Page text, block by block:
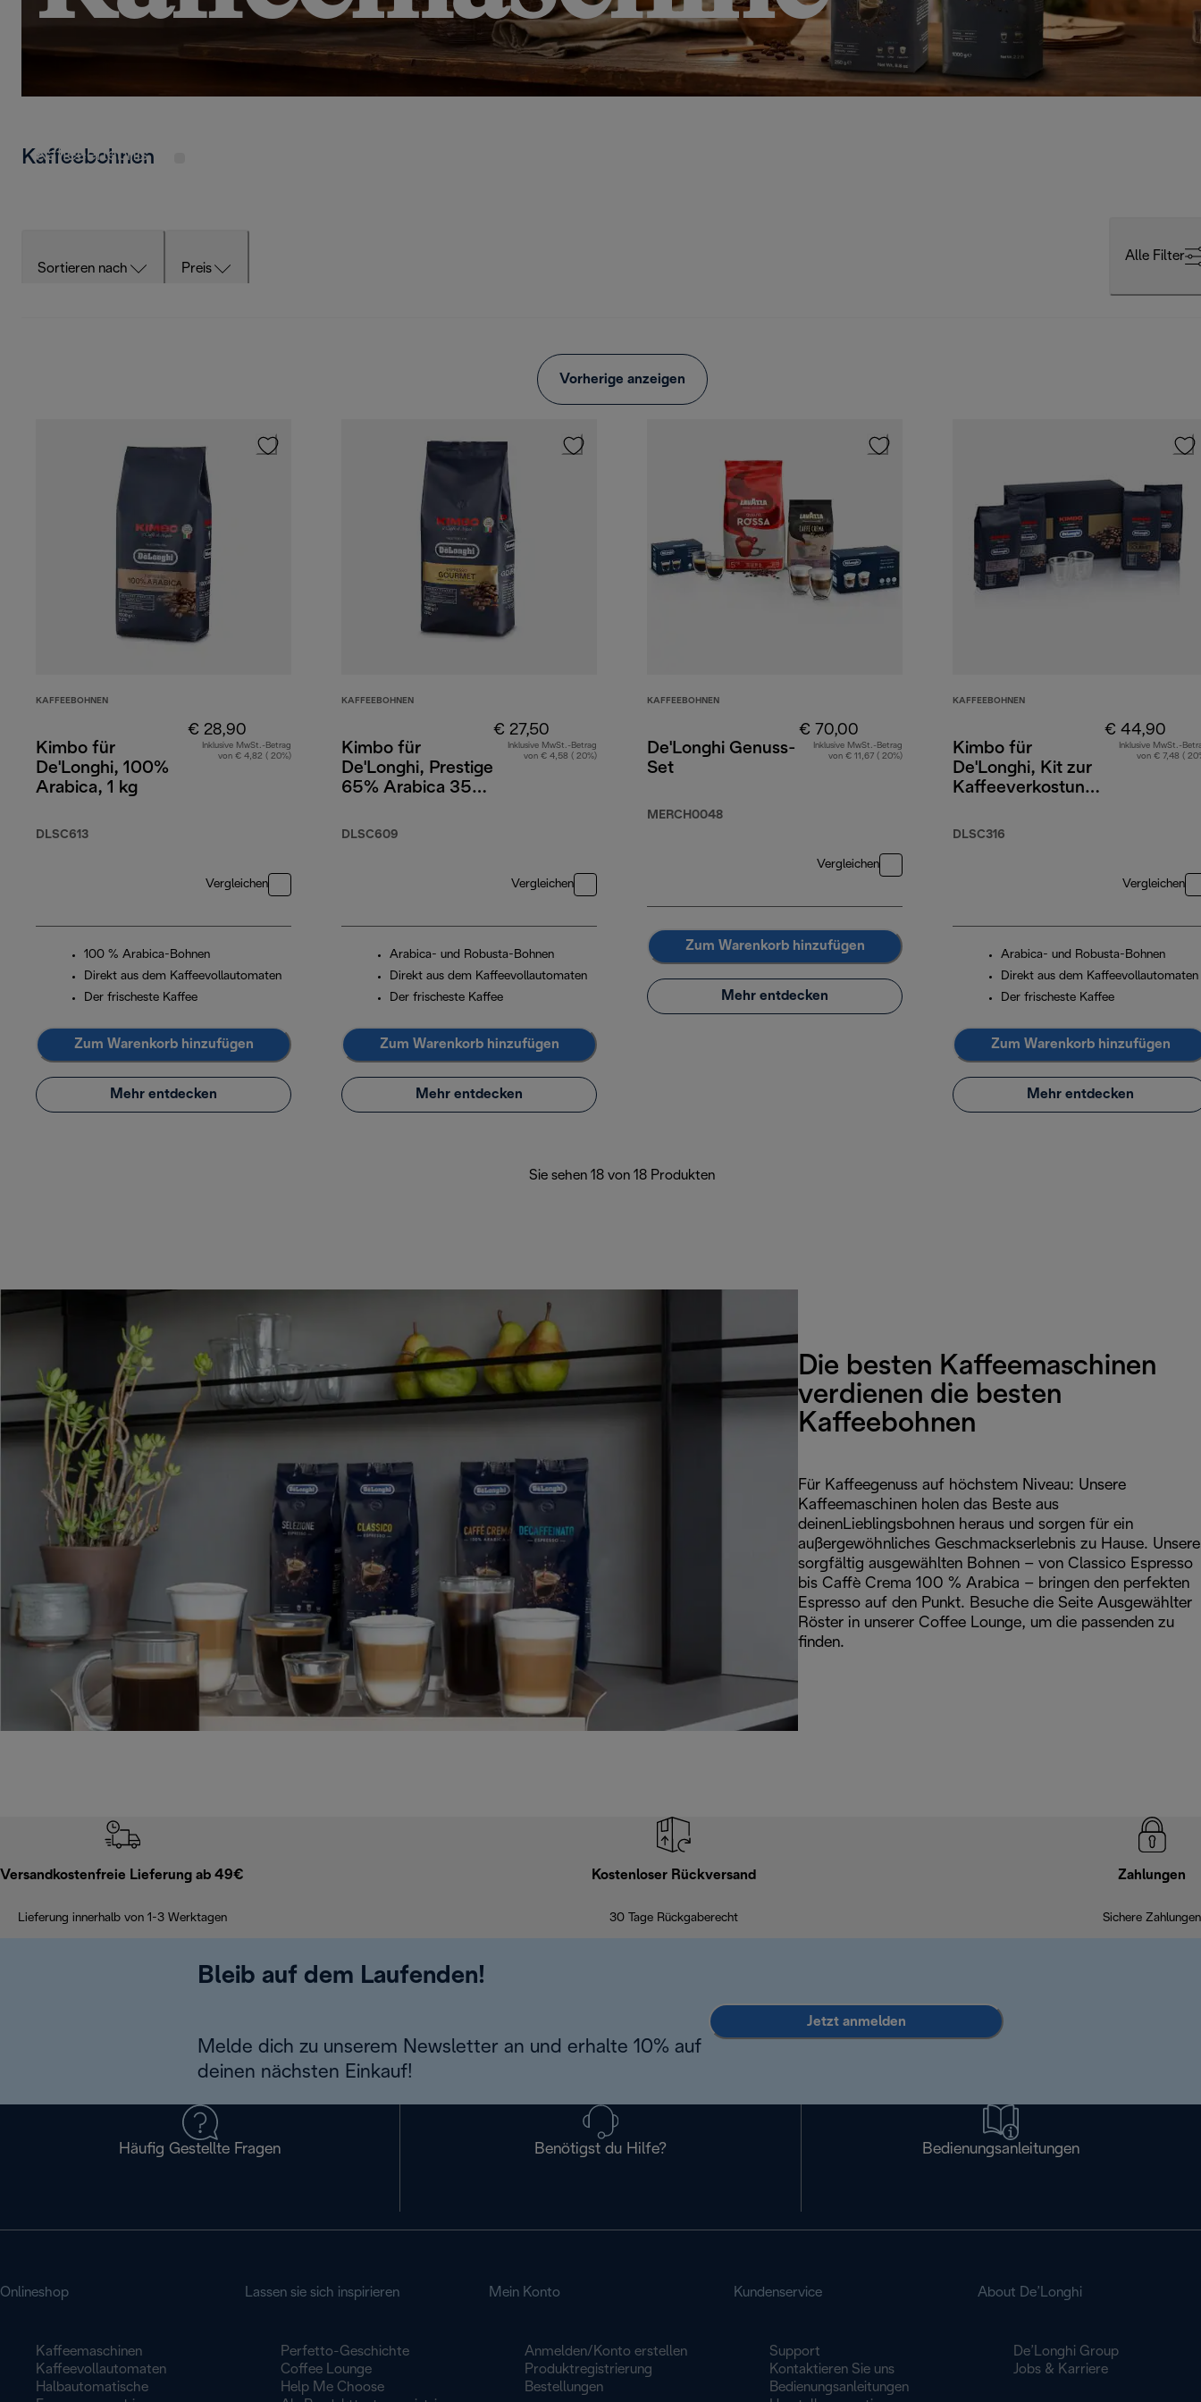
Kaffeeerlebnis
Kaffeebohnen
Sortieren nach Preis
Alle Filter
Vorherige anzeigen
KAFFEEBOHNEN
Kimbo für
De'Longhi, 100%
Arabica, 1 kg
DLSC613
€ 28,90
Inklusive MwSt.-Betrag
von € 4,82 ( 20%)
Vergleichen
100 % Arabica-Bohnen
Direkt aus dem Kaffeevollautomaten
Der frischeste Kaffee
Zum Warenkorb hinzufügen
Mehr entdecken
KAFFEEBOHNEN
Kimbo für
De'Longhi, Prestige
65% Arabica 35%
DLSC609
€ 27,50
Inklusive MwSt.-Betrag
von € 4,58 ( 20%)
Vergleichen
Arabica- und Robusta-Bohnen
Direkt aus dem Kaffeevollautomaten
Der frischeste Kaffee
Zum Warenkorb hinzufügen
Mehr entdecken
KAFFEEBOHNEN
De'Longhi Genuss-
Set
MERCH0048
€ 70,00
Inklusive MwSt.-Betrag
von € 11,67 ( 20%)
Vergleichen
Zum Warenkorb hinzufügen
Mehr entdecken
KAFFEEBOHNEN
Kimbo für
De'Longhi, Kit zur
Kaffeeverkostung
4x250 g und
DLSC316
€ 44,90
Inklusive MwSt.-
von € 7,48 (
Vergleichen
Arabica- und Robusta-Bohnen
Direkt aus dem Kaffeevollautomaten
Der frischeste Kaffee
Zum Warenkorb hinzufügen
Mehr entdecken
Sie sehen 18 von 18 Produkten
Die besten Kaffeemaschinen
verdienen die besten
Kaffeebohnen
Für Kaffeegenuss auf höchstem Niveau: Unsere
Kaffeemaschinen holen das Beste aus
deinenLieblingsbohnen heraus und sorgen für ein
außergewöhnliches Geschmackserlebnis zu Hause. Unsere
sorgfältig ausgewählten Bohnen – von Classico Espresso
bis Caffè Crema 100 % Arabica – bringen den perfekten
Espresso auf den Punkt. Besuche die Seite Ausgewählter
Röster in unserer Coffee Lounge, um die passenden zu
finden.
Versandkostenfreie Lieferung ab 49€
Lieferung innerhalb von 1-3 Werktagen
Kostenloser Rückversand
30 Tage Rückgaberecht
Zahlungen
Sichere Zahlungen
Bleib auf dem Laufenden!
Melde dich zu unserem Newsletter an und erhalte 10% auf
deinen nächsten Einkauf!
Jetzt anmelden
Häufig Gestellte Fragen Benötigst du Hilfe? Bedienungsanleitungen
Onlineshop
Kaffeemaschinen
Kaffeevollautomaten
Halbautomatische
Lassen sie sich inspirieren
Perfetto-Geschichte
Coffee Lounge
Help Me Choose
Mein Konto
Anmelden/Konto erstellen
Produktregistrierung
Bestellungen
Kundenservice
Support
Kontaktieren Sie uns
Bedienungsanleitungen
About De’Longhi
De’Longhi Group
Jobs & Karriere